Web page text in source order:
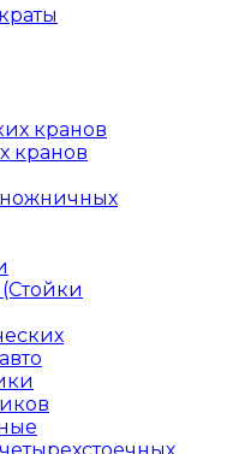
кранов
кранов
ножничных